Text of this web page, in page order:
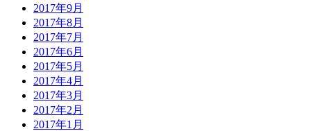
2017年9月
2017年8月
2017年7月
2017年6月
2017年5月
2017年4月
2017年3月
2017年2月
2017年1月